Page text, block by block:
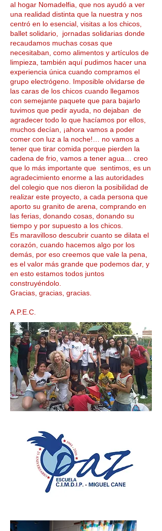
al hogar Nomadelfia, que nos ayudó a ver
una realidad distinta que la nuestra y nos
centró en lo esencial, visitas a los chicos,
ballet solidario, jornadas solidarias donde
recaudamos muchas cosas que
necesitaban, como alimentos y artículos de
limpieza, también aquí pudimos hacer una
experiencia única cuando compramos el
grupo electrógeno. Imposible olvidarse de
las caras de los chicos cuando llegamos
con semejante paquete que para bajarlo
tuvimos que pedir ayuda, no dejaban de
agradecer todo lo que hacíamos por ellos,
muchos decían, ¡ahora vamos a poder
comer con luz a la noche!… no vamos a
tener que tirar comida porque pierden la
cadena de frio, vamos a tener agua… creo
que lo más importante que sentimos, es un
agradecimiento enorme a las autoridades
del colegio que nos dieron la posibilidad de
realizar este proyecto, a cada persona que
aporto su granito de arena, comprando en
las ferias, donando cosas, donando su
tiempo y por supuesto a los chicos.
Es maravilloso descubrir cuanto se dilata el
corazón, cuando hacemos algo por los
demás, por eso creemos que vale la pena,
es el valor más grande que podemos dar, y
en esto estamos todos juntos
construyéndolo.
Gracias, gracias, gracias.
A.P.E.C.